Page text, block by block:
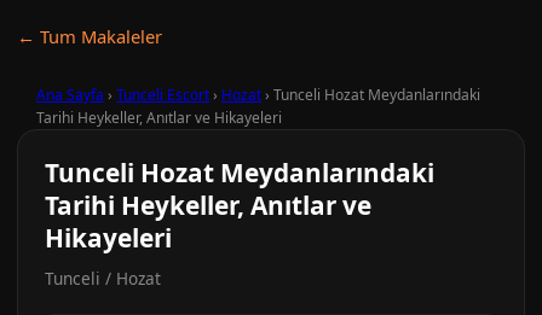
← Tum Makaleler
Ana Sayfa › Tunceli Escort› Hozat› Tunceli Hozat Meydanlarındaki
Tarihi Heykeller, Anıtlar ve Hikayeleri
Tunceli Hozat Meydanlarındaki
Tarihi Heykeller, Anıtlar ve
Hikayeleri
Tunceli / Hozat